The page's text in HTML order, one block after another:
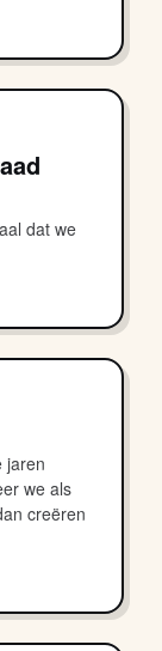
dat we
jaren
we als
creëren